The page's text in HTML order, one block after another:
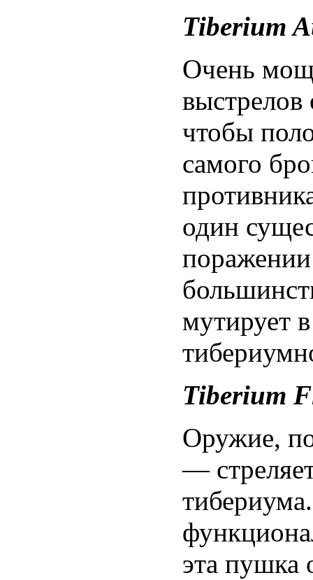
Tiberium
Очень
чтобы
самого
один
мутирует
Tiberium
Оружие,
—
эта пушка